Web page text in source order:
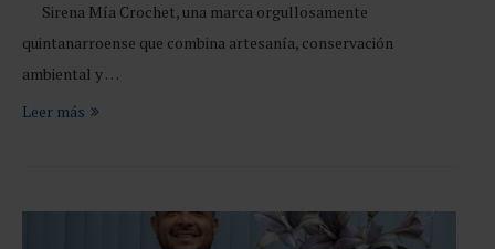
Sirena Mía Crochet, una marca orgullosamente
quintanarroense que combina artesanía, conservación
ambiental y …
Leer más